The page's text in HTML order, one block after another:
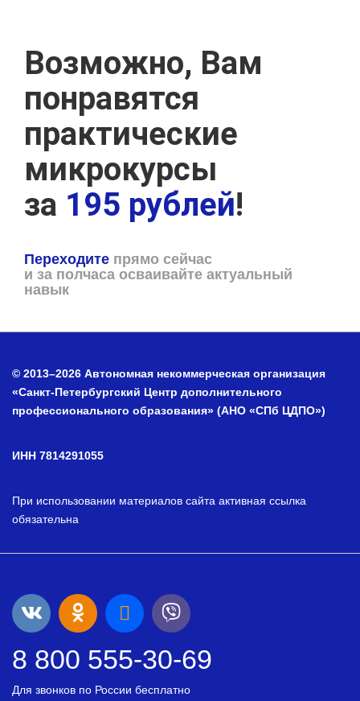
Возможно, Вам
понравятся
практические
микрокурсы
за 195 рублей!
Переходите прямо сейчас
и за полчаса осваивайте актуальный
навык
© 2013–2026 Автономная некоммерческая организация
«Санкт-Петербургский Центр дополнительного
профессионального образования» (АНО «СПб ЦДПО»)
ИНН 7814291055
При использовании материалов сайта активная ссылка
обязательна
8 800 555-30-69
Для звонков по России бесплатно